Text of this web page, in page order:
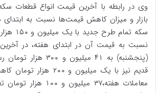
وی در رابطه با آخرین قیمت انواع قطعات
بازار و میزان کاهش قیمت‌ها نسبت به
سکه
نسبت به قیمت آن در ابتدای هفته، در
(پنجشنبه) به ۴١ میلیون
قدیم نیز با یک میلیون و
معاملات هفته،٣٧